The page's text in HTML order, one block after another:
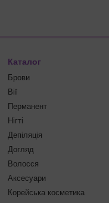
Каталог
Брови
Вії
Перманент
Нігті
Депіляція
Догляд
Волосся
Аксесуари
Корейська косметика